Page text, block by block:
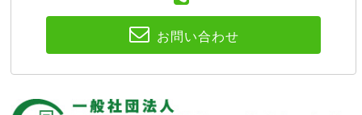
お問い合わせ